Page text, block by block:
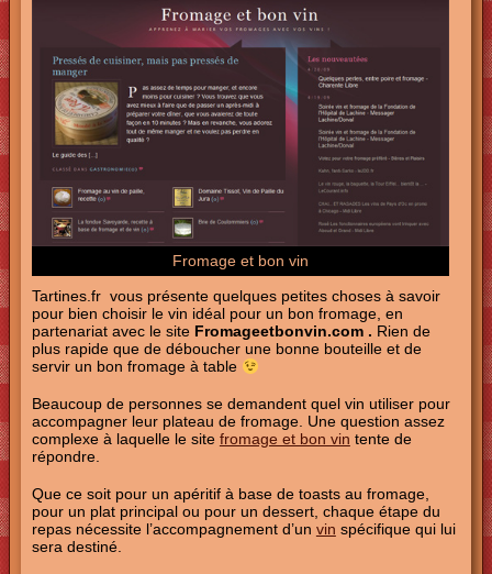
Fromage et bon vin
Tartines.fr vous présente quelques petites choses à savoir
pour bien choisir le vin idéal pour un bon fromage, en
partenariat avec le site Fromageetbonvin.com . Rien de
plus rapide que de déboucher une bonne bouteille et de
servir un bon fromage à table
Beaucoup de personnes se demandent quel vin utiliser pour
accompagner leur plateau de fromage. Une question assez
complexe à laquelle le site fromage et bon vin tente de
répondre.
Que ce soit pour un apéritif à base de toasts au fromage,
pour un plat principal ou pour un dessert, chaque étape du
repas nécessite l’accompagnement d’un vin spécifique qui lui
sera destiné.